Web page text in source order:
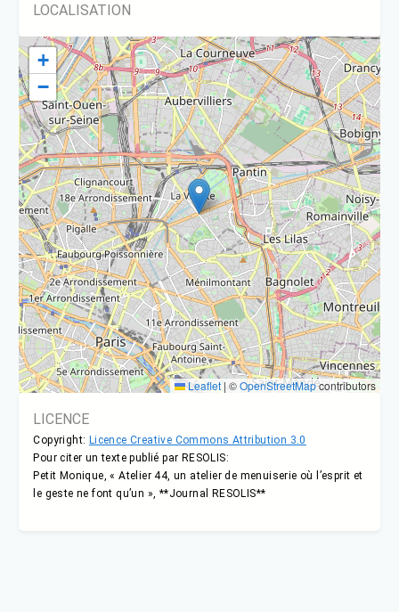
LOCALISATION
+
−
Leaflet | ©OpenStreetMapcontributors
LICENCE
Copyright: Licence Creative Commons Attribution 3.0
Pour citer un texte publié par RESOLIS:
Petit Monique, « Atelier 44, un atelier de menuiserie où l’esprit et
le geste ne font qu’un », **Journal RESOLIS**